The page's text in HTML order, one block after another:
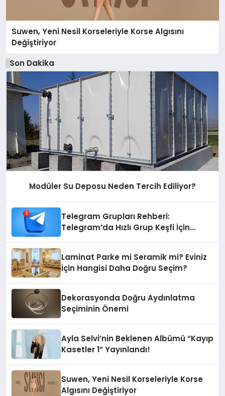
Suwen, Yeni Nesil Korseleriyle Korse Algısını
Değiştiriyor
Son Dakika
Modüler Su Deposu Neden Tercih Ediliyor?
Telegram Grupları Rehberi:
Telegram’da Hızlı Grup Keşfi İçin
Laminat Parke mi Seramik mi? Eviniz
İçin Hangisi Daha Doğru Seçim?
Dekorasyonda Doğru Aydınlatma
Seçiminin Önemi
Ayla Selvi’nin Beklenen Albümü “Kayıp
Kasetler 1” Yayınlandı!
Suwen, Yeni Nesil Korseleriyle Korse
Algısını Değiştiriyor